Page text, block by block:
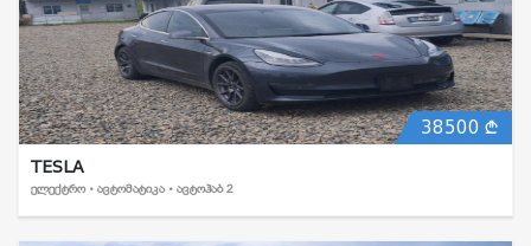
38500
TESLA
ᲔᲚᲔᲥᲢᲠᲝ • ᲐᲕᲢᲝᲛᲐᲢᲘᲙᲐ • ᲐᲕᲢᲝᲰᲐᲑ 2